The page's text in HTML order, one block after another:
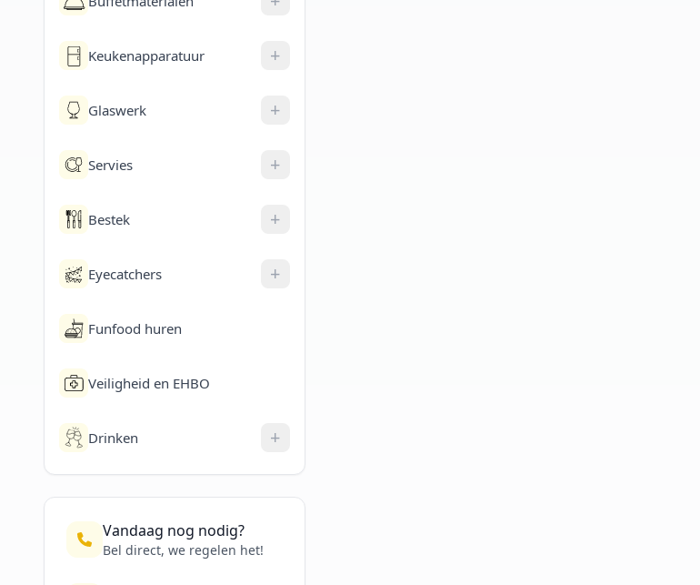
Keukenapparatuur +
Glaswerk +
Servies +
Bestek +
Eyecatchers +
Funfood huren
Veiligheid en EHBO
Drinken +
Vandaag nog nodig?
Bel direct, we regelen het!